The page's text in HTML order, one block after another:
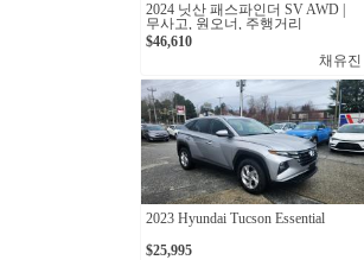
2024 닛산 패스파인더 SV AWD |
무사고, 원오너, 주행거리
11,798km
$46,610
채유진
2023 Hyundai Tucson Essential
$25,995